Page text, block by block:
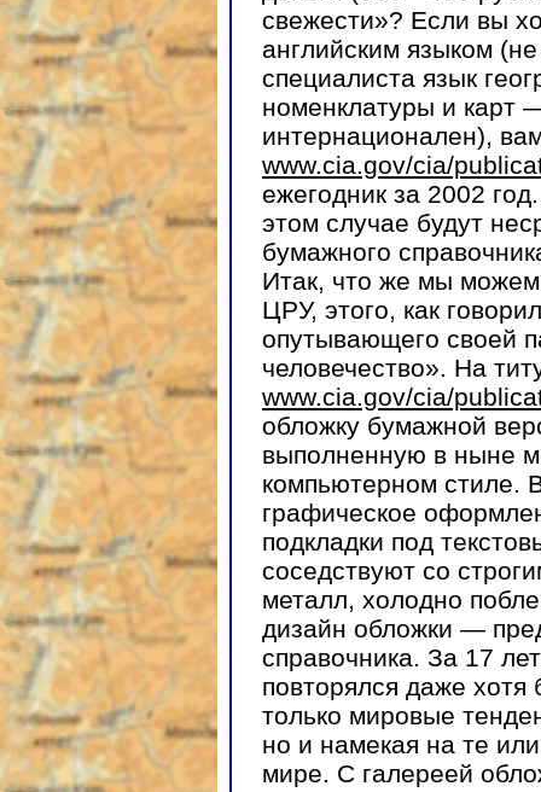
свежести»? Если вы
английским языком
специалиста язык
номенклатуры и карт
интернационален),
www.cia.gov/cia/
ежегодник за 2002
этом случае будут
бумажного
Итак, что же мы
ЦРУ, этого, как
опутывающего своей
человечество». На
www.cia.gov/cia/
обложку бумажной
выполненную в ныне
компьютерном стиле.
графическое
подкладки под
соседствуют со
металл, холодно
дизайн обложки —
справочника. За 17
повторялся даже
только мировые
но и намекая на те
мире. С галереей